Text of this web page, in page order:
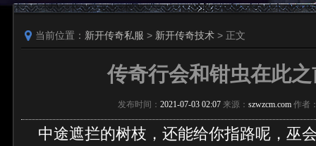
当前位置： 新开传奇私服 > 新开传奇技术 > 正文
传奇行会和钳虫在此
发布时间： 2021-07-03 02:07 来源： szwzcm.com 作者
中途遮拦的树枝，还能给你指路呢，巫